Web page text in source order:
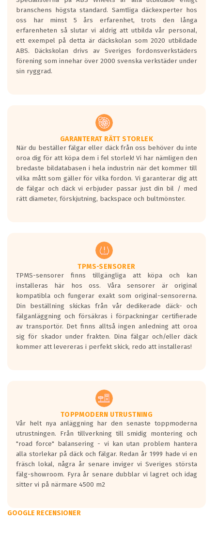
längsta.
Inga D eller G betyg delas ut för
personbilar och lätta lastbilar.
Betyget sätts efter ett test där däcken
skall bromsa in på en väg där det ligger
0.5-1.5 mm vatten.
I 80km/h kommer skillnaden på
Vid körning i över 50km/h brukar
rullmotståndets ljud överträffa
motorljudet.
På däckmärkningen kommer det finnas
en symbol av ett däck med vågar. Hög
bullernivå markeras med svarta vågor
medans de vita vågorna påvisar om det är
ett tyst däck.
regelverket som introduceras år 2016.
Ett däck med två svarta vågor är redan
godkända för år 2016 nya regelverk.
Ett däck med en svart våg kommer vara
minst tre decibel tystare än det
regelverk som börjar gälla 2016.
branschens högsta standard. Samtliga däckexperter hos
oss har minst 5 års erfarenhet, trots den långa
erfarenheten så slutar vi aldrig att utbilda vår personal,
ett exempel på detta är däckskolan som 2020 utbildade
ABS. Däckskolan drivs av Sveriges fordonsverkstäders
förening som innehar över 2000 svenska verkstäder under
sin ryggrad.
GARANTERAT RÄTT STORLEK
När du beställer fälgar eller däck från oss behöver du inte
oroa dig för att köpa dem i fel storlek! Vi har nämligen den
bredaste bildatabasen i hela industrin när det kommer till
vilka mått som gäller för vilka fordon. Vi garanterar dig att
de fälgar och däck vi erbjuder passar just din bil / med
rätt diameter, förskjutning, backspace och bultmönster.
TPMS-SENSORER
TPMS-sensorer finns tillgängliga att köpa och kan
installeras här hos oss. Våra sensorer är original
kompatibla och fungerar exakt som original-sensorerna.
Din beställning skickas från vår dedikerade däck- och
fälganläggning och försäkras i förpackningar certifierade
av transportör. Det finns alltså ingen anledning att oroa
sig för skador under frakten. Dina fälgar och/eller däck
kommer att levereras i perfekt skick, redo att installeras!
TOPPMODERN UTRUSTNING
Vår helt nya anläggning har den senaste toppmoderna
utrustningen. Från tillverkning till smidig montering och
"road force" balansering - vi kan utan problem hantera
alla storlekar på däck och fälgar. Redan år 1999 hade vi en
fräsch lokal, några år senare inviger vi Sveriges största
fälg-showroom. Fyra år senare dubblar vi lagret och idag
sitter vi på närmare 4500 m2
GOOGLE RECENSIONER